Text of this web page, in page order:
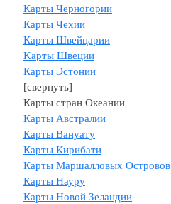
Карты Черногории
Карты Чехии
Карты Швейцарии
Kарты Швеции
Карты Эстонии
[свернуть]
Карты стран Океании
Карты Австралии
Карты Вануату
Карты Кирибати
Карты Маршалловых Островов
Карты Науру
Карты Новой Зеландии